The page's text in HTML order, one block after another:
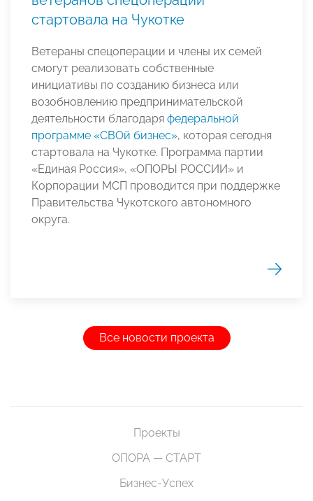
стартовала на Чукотке
Ветераны спецоперации и члены их семей
смогут реализовать собственные
инициативы по созданию бизнеса или
возобновлению предпринимательской
деятельности благодаря федеральной
программе «СВОй бизнес», которая сегодня
стартовала на Чукотке. Программа партии
«Единая Россия», «ОПОРЫ РОССИИ» и
Корпорации МСП проводится при поддержке
Правительства Чукотского автономного
округа.
Все новости проекта
Проекты
ОПОРА — СТАРТ
Бизнес-Успех